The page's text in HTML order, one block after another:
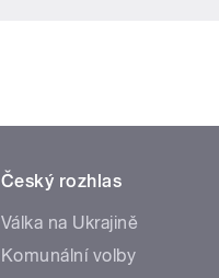
Český rozhlas
Válka na Ukrajině
Komunální volby